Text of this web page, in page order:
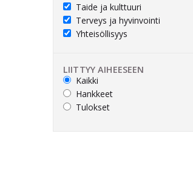
Taide ja kulttuuri
Terveys ja hyvinvointi
Yhteisöllisyys
LIITTYY AIHEESEEN
Kaikki
Hankkeet
Tulokset